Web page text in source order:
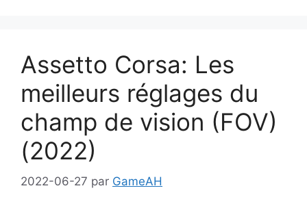
Assetto Corsa: Les
meilleurs réglages du
champ de vision (FOV)
(2022)
2022-06-27 par GameAH